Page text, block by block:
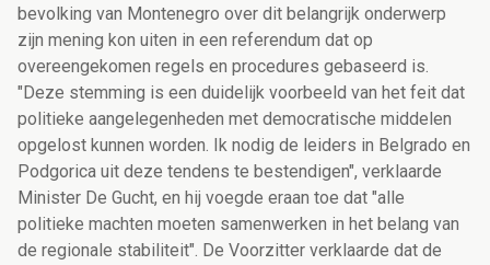
bevolking van Montenegro over dit belangrijk onderwerp
zijn mening kon uiten in een referendum dat op
overeengekomen regels en procedures gebaseerd is.
"Deze stemming is een duidelijk voorbeeld van het feit dat
politieke aangelegenheden met democratische middelen
opgelost kunnen worden. Ik nodig de leiders in Belgrado en
Podgorica uit deze tendens te bestendigen", verklaarde
Minister De Gucht, en hij voegde eraan toe dat "alle
politieke machten moeten samenwerken in het belang van
de regionale stabiliteit". De Voorzitter verklaarde dat de